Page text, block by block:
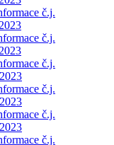
č.j.
č.j.
č.j.
č.j.
č.j.
č.j.